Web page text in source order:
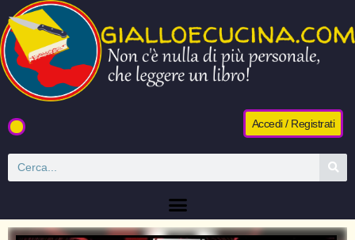
Accedi / Registrati